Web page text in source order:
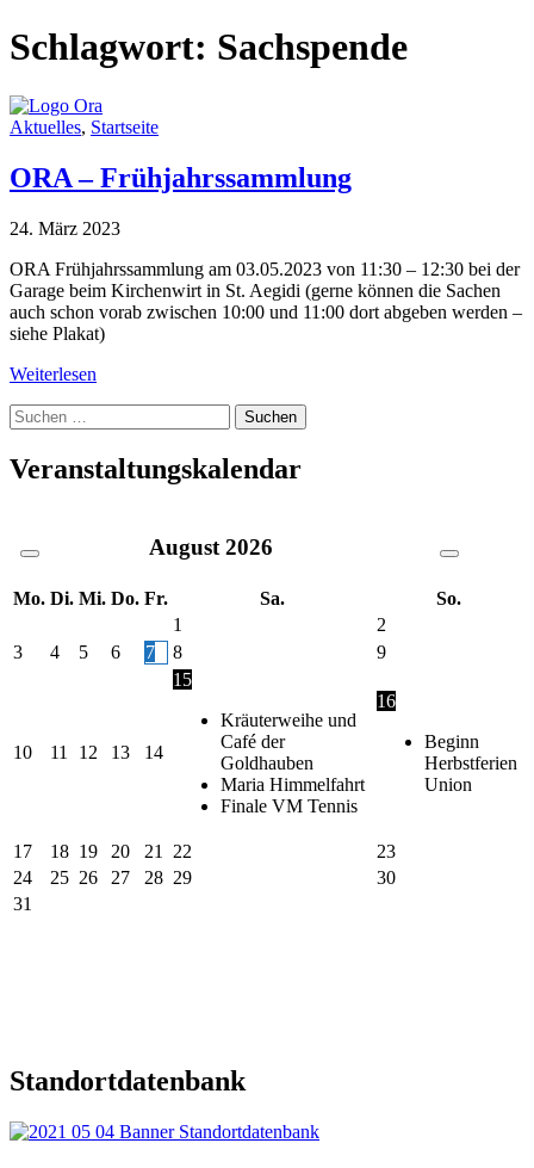
Schlagwort: Sachspende
Aktuelles, Startseite
ORA – Frühjahrssammlung
24. März 2023
ORA Frühjahrssammlung am 03.05.2023 von 11:30 – 12:30 bei der
Garage beim Kirchenwirt in St. Aegidi (gerne können die Sachen
auch schon vorab zwischen 10:00 und 11:00 dort abgeben werden –
siehe Plakat)
Weiterlesen
Suche
nach:
Veranstaltungskalendar
August 2026
Mo. Di. Mi. Do. Fr. Sa.
So.
1
2
3
4 5 6 7 8 9
10 11 12 13 14
15
Kräuterweihe und
Café der
Goldhauben
Maria Himmelfahrt
Finale VM Tennis
16
Beginn
Herbstferien
Union
17 18 19 20 21 22
23
24
25 26 27 28 29
30
31
Standortdatenbank